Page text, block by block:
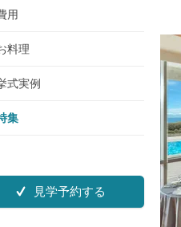
用
料理
式実例
集
見学予約する